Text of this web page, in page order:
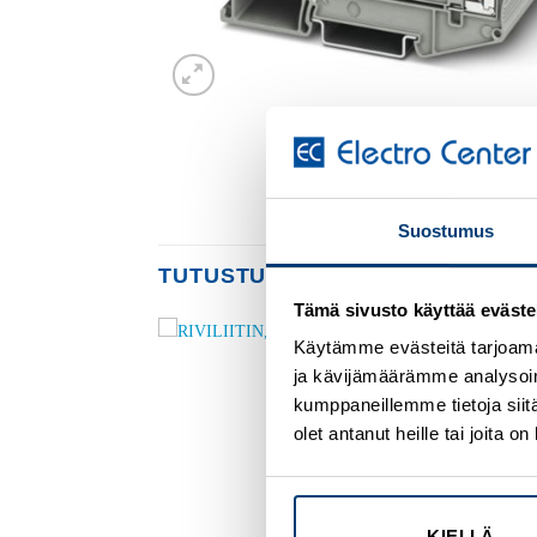
Suostumus
Tämä sivusto käyttää
Käytämme evästeitä
ja kävijämäärämme
kumppaneillemme tietoja
olet antanut heille tai joita
TUTUSTU MYÖS
Add to